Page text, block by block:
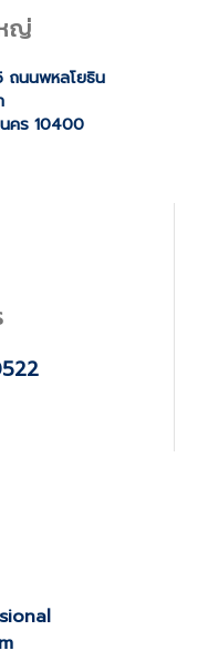
ญ่
ถนนพหลโยธิน
คร 10400